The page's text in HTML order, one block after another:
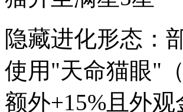
隐藏进化形态：
使用"天命猫眼"
额外+15%且外观